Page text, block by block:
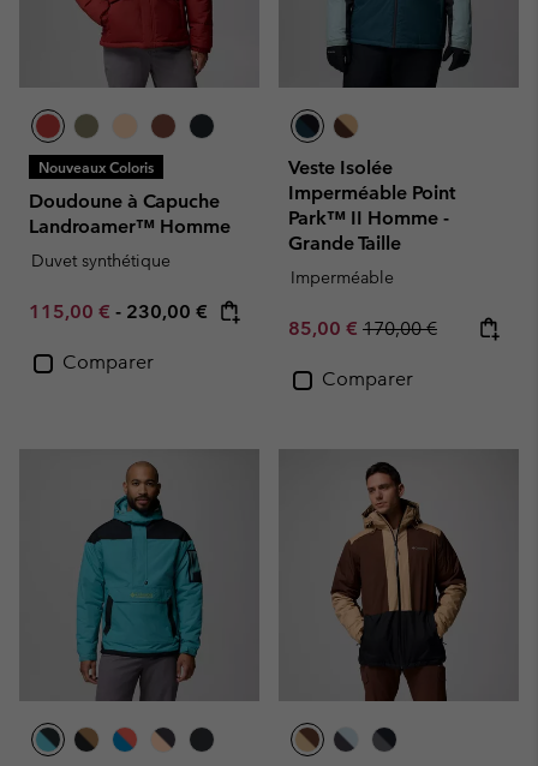
Nouveaux Coloris
Doudoune à Capuche
Landroamer™ Homme
Duvet synthétique
Minimum sale price:
115,00 € - Maximum price:
230,00 €
Comparer
Veste Isolée
Imperméable Point
Park™ II Homme -
Grande Taille
Imperméable
Sale price:
85,00 € Regular price:
170,00 €
Comparer